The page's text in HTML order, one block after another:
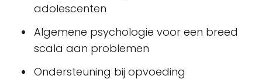
adolescenten
Algemene psychologie voor een breed
scala aan problemen
Ondersteuning bij opvoeding